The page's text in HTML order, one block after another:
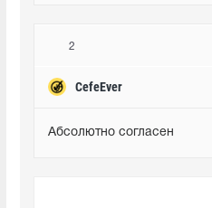
2
CefeEver
Абсолютно согласен